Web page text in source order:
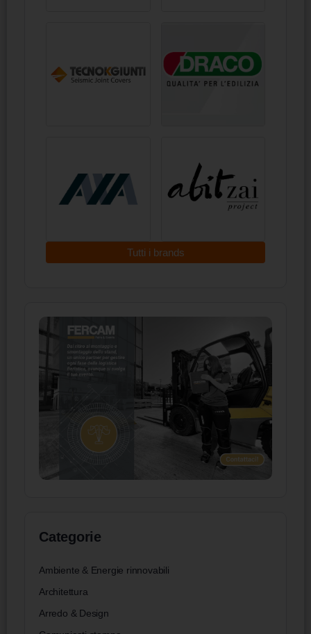
Tutti i brands
Categorie
Ambiente & Energie rinnovabili
Architettura
Arredo & Design